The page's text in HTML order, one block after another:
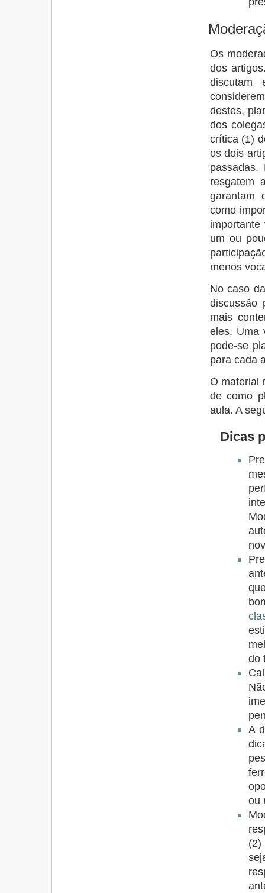
Os
dos
discutam
destes,
dos
crítica (1)
os dois
resgatem
garantam
como
um ou
menos
No caso
discussão
mais
eles. Uma
pode-se
para cada
O material
de como
aula. A
Dicas
do
A
ou
(2)